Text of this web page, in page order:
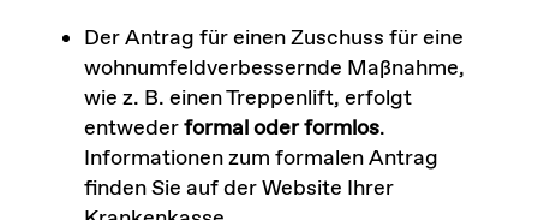
Der Antrag für einen Zuschuss für eine
wohnumfeldverbessernde Maßnahme,
wie z. B. einen Treppenlift, erfolgt
entwederformal oder formlos.
Informationen zum formalen Antrag
finden Sie auf der Website Ihrer